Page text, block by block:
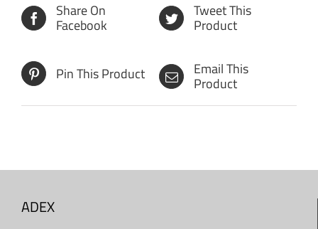
Share On
Facebook
Tweet This
Product
Pin This Product Email This
Product
ADEX